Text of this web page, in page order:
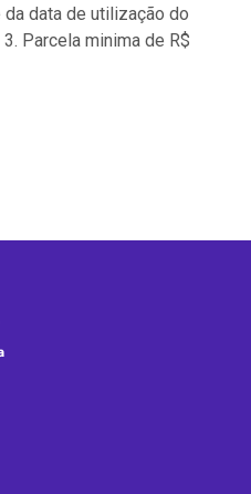
data de utilização do
Parcela minima de R$